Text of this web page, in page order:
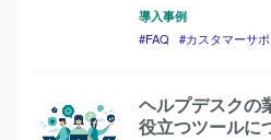
導入事例
FAQ カスタマーサ
ヘルプデスクの
役立つツールに